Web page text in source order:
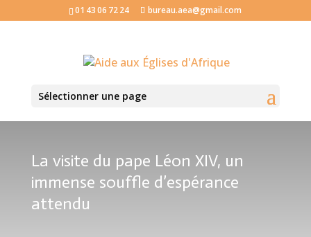
01 43 06 72 24 bureau.aea@gmail.com
Sélectionner une page
La visite du pape Léon XIV, un
immense souffle d’espérance
attendu